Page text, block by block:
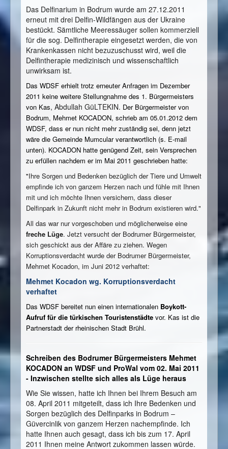
Das Delfinarium in Bodrum wurde am 27.12.2011
erneut mit drei Delfin-Wildfängen aus der Ukraine
bestückt. Sämtliche Meeressäuger sollen kommerziell
für die sog. Delfintherapie eingesetzt werden, die von
Krankenkassen nicht bezuzuschusst wird, weil die
Delfintherapie medizinisch und wissenschaftlich
unwirksam ist.
Das WDSF erhielt trotz erneuter Anfragen im Dezember
2011 keine weitere Stellungnahme des 1. Bürgermeisters
von Kas, Abdullah GüLTEKIN. Der Bürgermeister von
Bodrum, Mehmet KOCADON, schrieb am 05.01.2012 dem
WDSF, dass er nun nicht mehr zuständig sei, denn jetzt
wäre die Gemeinde Mumcular verantwortlich (s. E-mail
unten). KOCADON hatte genügend Zeit, sein Versprechen
zu erfüllen nachdem er im Mai 2011 geschrieben hatte:
"Ihre Sorgen und Bedenken bezüglich der Tiere und Umwelt
empfinde ich von ganzem Herzen nach und fühle mit Ihnen
mit und ich möchte Ihnen versichern, dass dieser
Delfinpark in Zukunft nicht mehr in Bodrum existieren wird."
All das war nur vorgeschoben und möglicherweise eine
freche Lüge. Jetzt versucht der Bodrumer Bürgermeister,
sich geschickt aus der Affäre zu ziehen. Wegen
Korruptionsverdacht wurde der Bodrumer Bürgermeister,
Mehmet Kocadon, im Juni 2012 verhaftet:
Mehmet Kocadon wg. Korruptionsverdacht
verhaftet
Das WDSF bereitet nun einen internationalen Boykott-
Aufruf für die türkischen Touristenstädte vor. Kas ist die
Partnerstadt der rheinischen Stadt Brühl.
Schreiben des Bodrumer Bürgermeisters Mehmet
KOCADON an WDSF und ProWal vom 02. Mai 2011
- Inzwischen stellte sich alles als Lüge heraus
Wie Sie wissen, hatte ich Ihnen bei Ihrem Besuch am
08. April 2011 mitgeteilt, dass ich Ihre Bedenken und
Sorgen bezüglich des Delfinparks in Bodrum –
Güvercinlik von ganzem Herzen nachempfinde. Ich
hatte Ihnen auch gesagt, dass ich bis zum 17. April
2011 Ihnen meine Antwort zukommen lassen würde.